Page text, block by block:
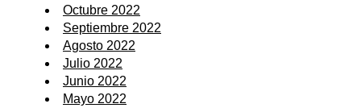
Octubre 2022
Septiembre 2022
Agosto 2022
Julio 2022
Junio 2022
Mayo 2022